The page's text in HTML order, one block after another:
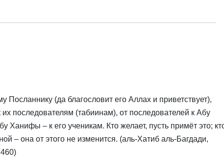
(да благословит его Аллах и приветствует),
последователям (табиинам), от последователей к Абу
– к его ученикам. Кто желает, пусть примёт это;
– она от этого не изменится. (аль-Хатиб аль-Багдади,